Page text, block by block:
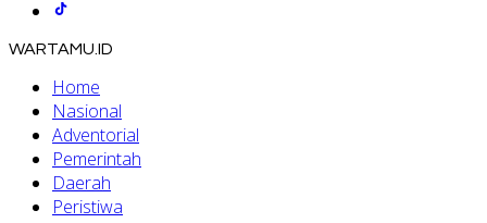
WARTAMU.ID
Home
Nasional
Adventorial
Pemerintah
Daerah
Peristiwa